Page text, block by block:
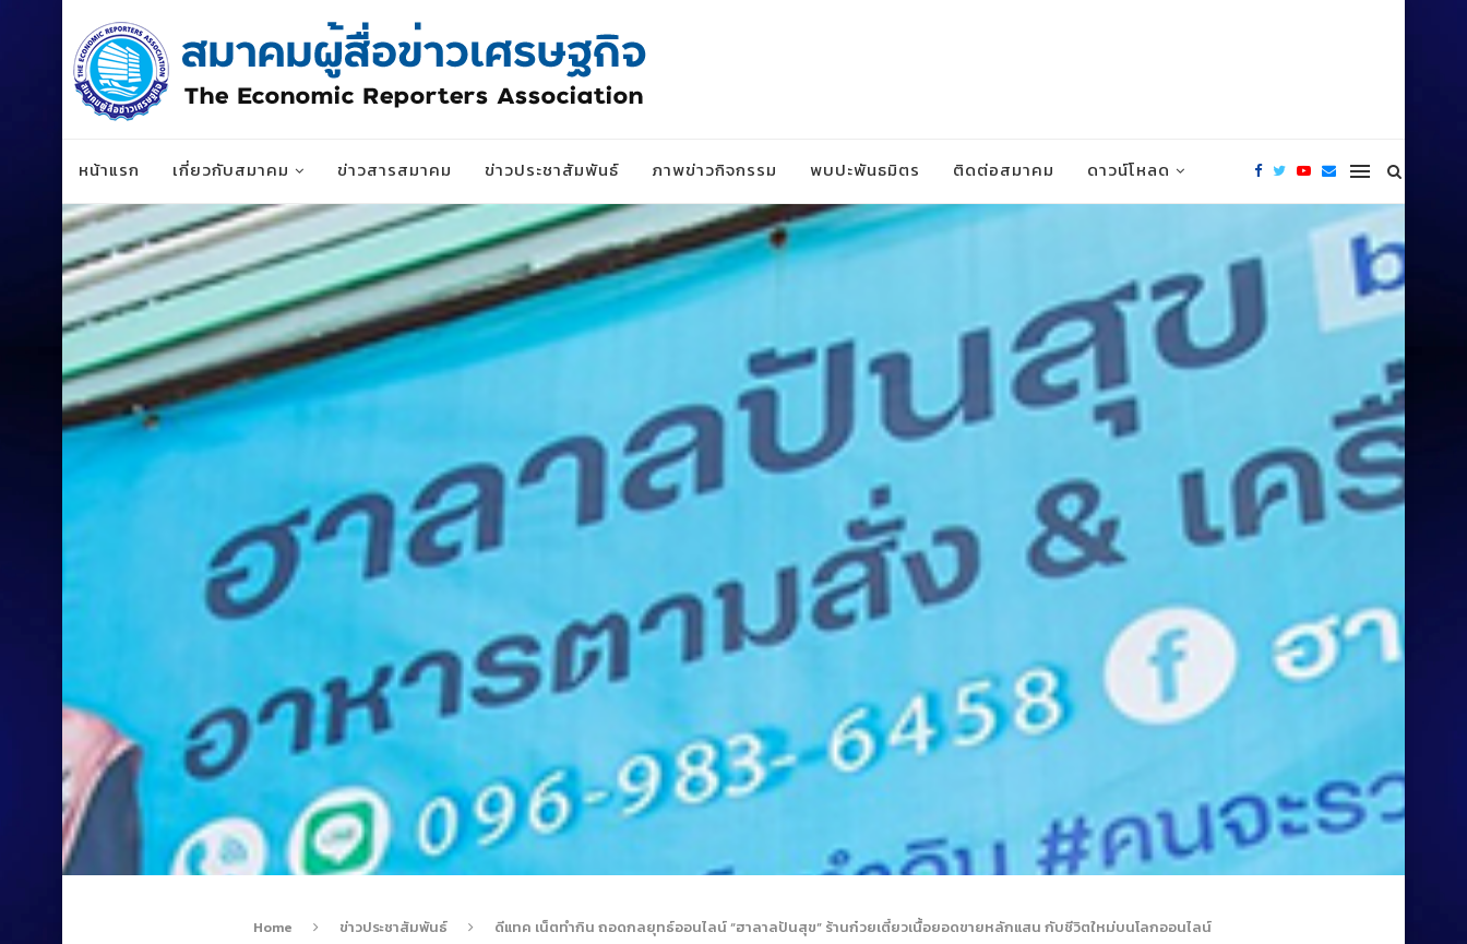
หน้าแรก เกี่ยวกับสมาคม ข่าวสารสมาคม ข่าวประชาสัมพันธ์ ภาพข่าวกิจกรรม พบปะพันธมิตร ติดต่อสมาคม ดาวน์โหลด
Home ข่าวประชาสัมพันธ์ ดีแทค เน็ตทำกิน ถอดกลยุทธ์ออนไลน์ “ฮาลาลปันสุข” ร้านก๋วยเตี๋ยวเนื้อยอดขายหลักแสน กับชีวิตใหม่บนโลกออนไลน์